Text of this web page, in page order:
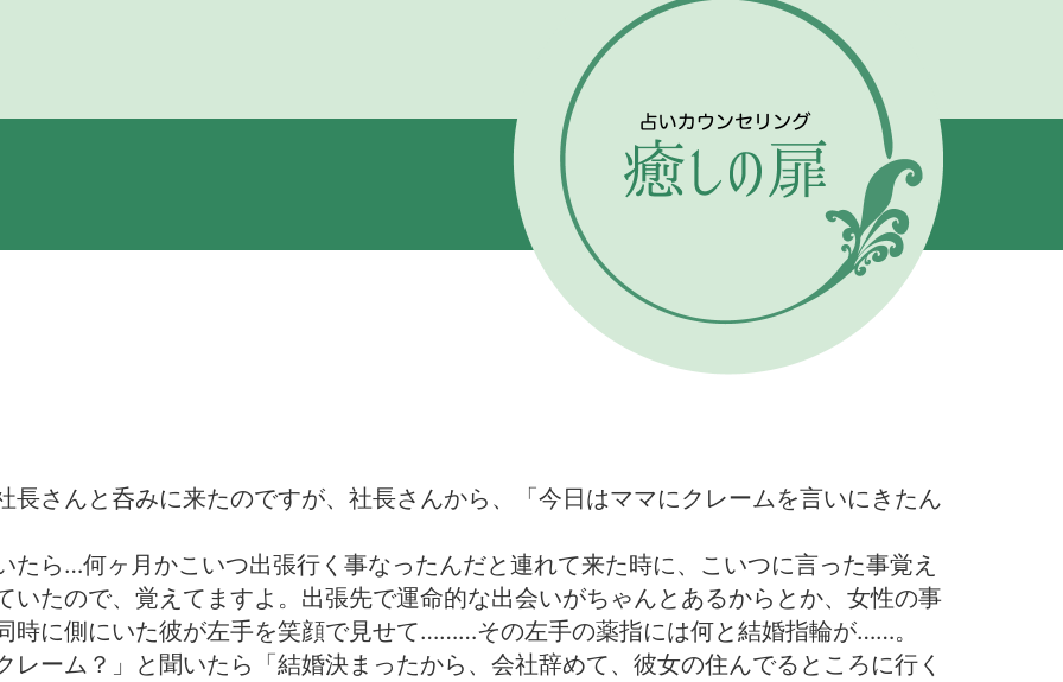
長さんと呑みに来たのですが、社長さんから、「今日はママにクレームを言いにきたん
たら…何ヶ月かこいつ出張行く事なったんだと連れて来た時に、こいつに言った事覚え
いたので、覚えてますよ。出張先で運命的な出会いがちゃんとあるからとか、女性の事
時に側にいた彼が左手を笑顔で見せて………その左手の薬指には何と結婚指輪が……。
レーム？」と聞いたら「結婚決まったから、会社辞めて、彼女の住んでるところに行く